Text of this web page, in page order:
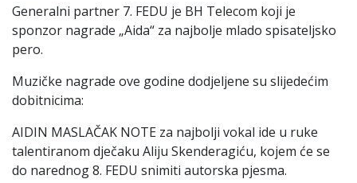
Generalni partner 7. FEDU je BH Telecom koji je
sponzor nagrade „Aida“ za najbolje mlado spisateljsko
pero.
Muzičke nagrade ove godine dodjeljene su slijedećim
dobitnicima:
AIDIN MASLAČAK NOTE za najbolji vokal ide u ruke
talentiranom dječaku Aliju Skenderagiću, kojem će se
do narednog 8. FEDU snimiti autorska pjesma.